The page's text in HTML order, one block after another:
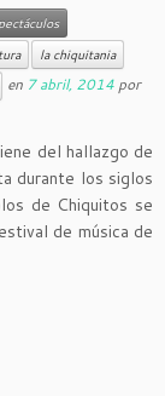
la chiquitania
en 7 abril, 2014 por
del hallazgo de
durante los siglos
de Chiquitos se
de música de